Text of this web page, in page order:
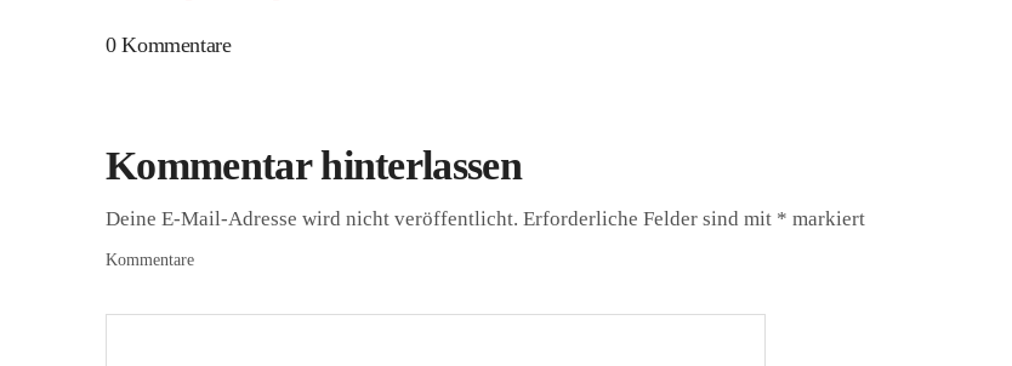
0 Kommentare
Kommentar hinterlassen
Deine E-Mail-Adresse wird nicht veröffentlicht. Erforderliche Felder sind mit * markiert
Kommentare